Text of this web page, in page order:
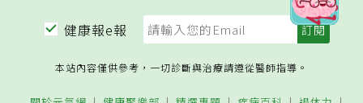
健康報e報
本站內容僅供參考，一切診斷與治療請遵從醫師指導。